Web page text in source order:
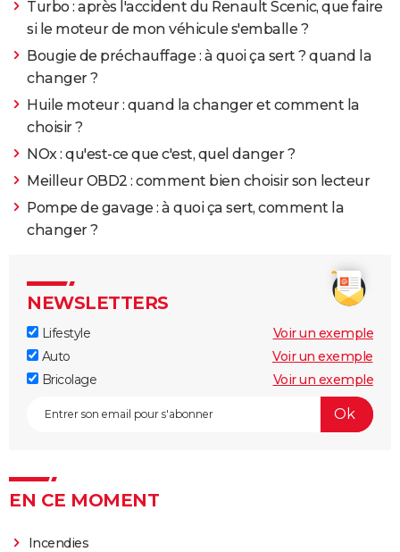
Turbo : après l'accident du Renault Scenic, que faire
si le moteur de mon véhicule s'emballe ?
Bougie de préchauffage : à quoi ça sert ? quand la
changer ?
Huile moteur : quand la changer et comment la
choisir ?
NOx : qu'est-ce que c'est, quel danger ?
Meilleur OBD2 : comment bien choisir son lecteur
Pompe de gavage : à quoi ça sert, comment la
changer ?
NEWSLETTERS
Lifestyle
Voir un exemple
Auto
Voir un exemple
Bricolage
Voir un exemple
EN CE MOMENT
Incendies